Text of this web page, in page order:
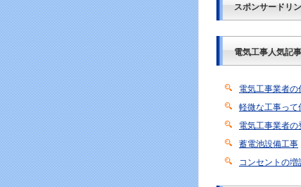
スポンサードリ
電気工事人気記事
電気工事業者の
軽微な工事って
電気工事業者の
蓄電池設備工事
コンセントの増